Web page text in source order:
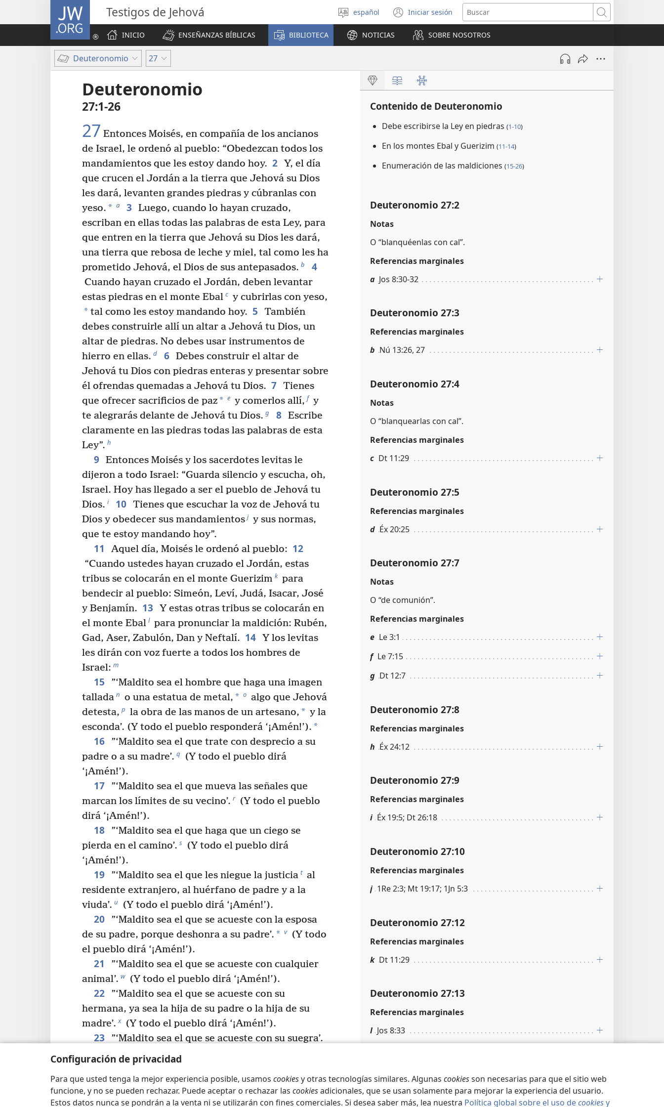
Configuración de privacidad
Para que usted tenga la mejor experiencia posible, usamos cookiesy otras tecnologías similares. Algunas cookiesson necesarias para que el sitio web
funcione, y no se pueden rechazar. Puede aceptar o rechazar las cookiesadicionales, que se usan solamente para mejorar la experiencia del usuario.
Estos datos nunca se pondrán a la venta ni se utilizarán con fines comerciales. Si desea saber más, lea nuestra Política global sobre el uso decookiesy
JW.ORG Testigos de Jehová
Seleccionar
idioma
español Iniciar sesión
(abre
una
nueva
ventana)
Buscar
INICIO
ENSEÑANZAS BÍBLICAS BIBLIOTECA NOTICIAS SOBRE NOSOTROS
Deuteronomio 27
Deuteronomio
27:1-26
27 Entonces Moisés, en compañía de los ancianos
de Israel, le ordenó al pueblo: “Obedezcan todos los
mandamientos que les estoy dando hoy. 2 Y, el día
que crucen el Jordán a la tierra que Jehová su Dios
les dará, levanten grandes piedras y cúbranlas con
yeso. * a 3
Luego, cuando lo hayan cruzado,
escriban en ellas todas las palabras de esta Ley, para
que entren en la tierra que Jehová su Dios les dará,
una tierra que rebosa de leche y miel, tal como les ha
prometido Jehová, el Dios de sus antepasados. b 4
Cuando hayan cruzado el Jordán, deben levantar
estas piedras en el monte Ebal c y cubrirlas con yeso,
* tal como les estoy mandando hoy. 5
También
debes construirle allí un altar a Jehová tu Dios, un
altar de piedras. No debes usar instrumentos de
hierro en ellas. d 6 Debes construir el altar de
Jehová tu Dios con piedras enteras y presentar sobre
él ofrendas quemadas a Jehová tu Dios. 7 Tienes
que ofrecer sacrificios de paz* e y comerlos allí, f y
te alegrarás delante de Jehová tu Dios. g 8 Escribe
claramente en las piedras todas las palabras de esta
Ley”. h
9 Entonces Moisés y los sacerdotes levitas le
dijeron a todo Israel: “Guarda silencio y escucha, oh,
Israel. Hoy has llegado a ser el pueblo de Jehová tu
Dios. i 10 Tienes que escuchar la voz de Jehová tu
Dios y obedecer sus mandamientos j y sus normas,
que te estoy mandando hoy”.
11 Aquel día, Moisés le ordenó al pueblo: 12
“Cuando ustedes hayan cruzado el Jordán, estas
tribus se colocarán en el monte Guerizim k para
bendecir al pueblo: Simeón, Leví, Judá, Isacar, José
y Benjamín. 13
Y estas otras tribus se colocarán en
el monte Ebal l para pronunciar la maldición: Rubén,
Gad, Aser, Zabulón, Dan y Neftalí. 14 Y los levitas
les dirán con voz fuerte a todos los hombres de
Israel: m
15
”‘Maldito sea el hombre que haga una imagen
tallada n o una estatua de metal, * o algo que Jehová
detesta, p la obra de las manos de un artesano, * y la
esconda’. (Y todo el pueblo responderá ‘¡Amén!’). *
16
”‘Maldito sea el que trate con desprecio a su
padre o a su madre’. q
(Y todo el pueblo dirá
‘¡Amén!’).
17
”‘Maldito sea el que mueva las señales que
marcan los límites de su vecino’. r
(Y todo el pueblo
dirá ‘¡Amén!’).
18
”‘Maldito sea el que haga que un ciego se
pierda en el camino’. s
(Y todo el pueblo dirá
‘¡Amén!’).
19 ”‘Maldito sea el que les niegue la justicia t al
residente extranjero, al huérfano de padre y a la
viuda’. u (Y todo el pueblo dirá ‘¡Amén!’).
20
”‘Maldito sea el que se acueste con la esposa
de su padre, porque deshonra a su padre’. * v
(Y todo
el pueblo dirá ‘¡Amén!’).
21
”‘Maldito sea el que se acueste con cualquier
animal’. w (Y todo el pueblo dirá ‘¡Amén!’).
22
”‘Maldito sea el que se acueste con su
hermana, ya sea la hija de su padre o la hija de su
madre’. x (Y todo el pueblo dirá ‘¡Amén!’).
23 ”‘Maldito sea el que se acueste con su suegra’.
(Y todo el pueblo dirá ‘¡Amén!’).
”‘Maldito sea el que le tienda una emboscada a
su prójimo y lo mate’. z (Y todo el pueblo dirá
‘¡Amén!’).
Contenido de Deuteronomio
Debe escribirse la Ley en piedras (1-10)
En los montes Ebal y Guerizim (11-14)
Enumeración de las maldiciones (15-26)
Deuteronomio 27:2
Notas
O “blanquéenlas con cal”.
Referencias marginales
a Jos 8:30-32
Deuteronomio 27:3
Referencias marginales
b Nú 13:26, 27
Deuteronomio 27:4
Notas
O “blanquearlas con cal”.
Referencias marginales
c Dt 11:29
Deuteronomio 27:5
Referencias marginales
d Éx 20:25
Deuteronomio 27:7
Notas
O “de comunión”.
Referencias marginales
e Le 3:1
f Le 7:15
g Dt 12:7
Deuteronomio 27:8
Referencias marginales
h Éx 24:12
Deuteronomio 27:9
Referencias marginales
i Éx 19:5; Dt 26:18
Deuteronomio 27:10
Referencias marginales
j 1Re 2:3; Mt 19:17; 1Jn 5:3
Deuteronomio 27:12
Referencias marginales
k Dt 11:29
Deuteronomio 27:13
Referencias marginales
l Jos 8:33
Referencias marginales
m Dt 33:10